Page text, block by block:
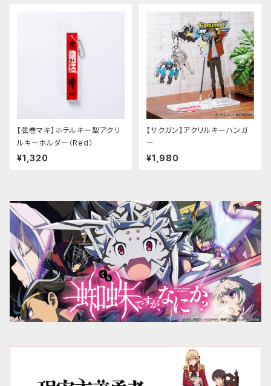
【弦巻マキ】ホテルキー型アクリ
ルキーホルダー（Red）
¥1,320
【サクガン】アクリルキーハンガ
ー
¥1,980